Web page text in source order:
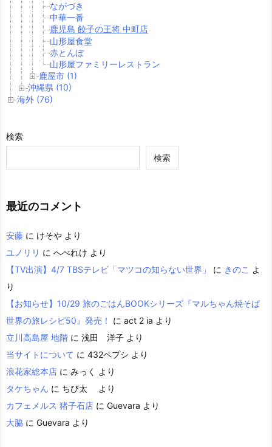
ながづき
中華一番
鹿児島 餃子の王将 中町店
山形屋食堂
赤とんぼ
山形屋ファミリーレストラン
鹿屋市 (1)
沖縄県 (10)
海外 (76)
検索
検索
最近のコメント
安藤 に けそや より
ユノリリ に へべれけ より
【TV出演】4/7 TBSテレビ「マツコの知らない世界」
に きのこ よ
り
【お知らせ】10/29 旅のごはんBOOKシリーズ『マルちゃん焼そば
世界の旅レシピ50』発売！
に act 2 ia より
立川高島屋 地階 に 浅田 洋子 より
当サイトについて に 432ペプシ より
浪花家総本店 に みっく
より
タケちゃん に ちび太
より
カフェメルス 猪子石店 に Guevara より
大脇 に Guevara より